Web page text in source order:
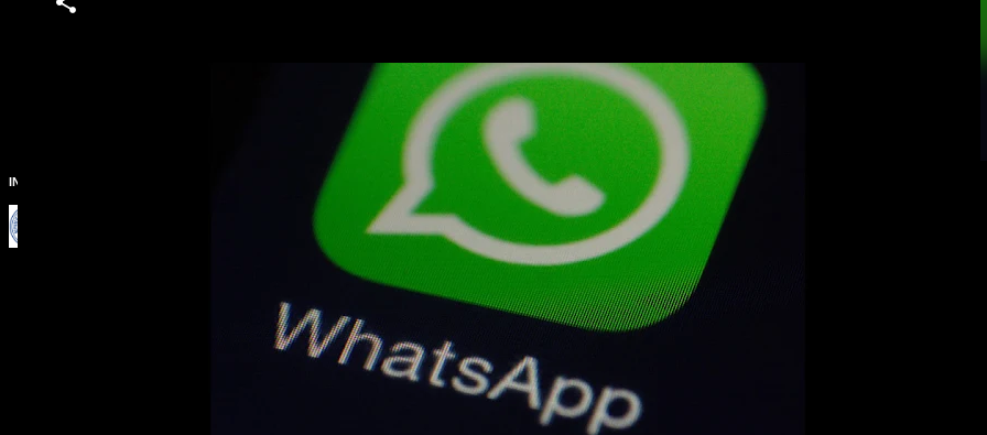
INSTITUTO NACIONAL DE AGUAS POTABLES Y ALCANTARRILLADOS